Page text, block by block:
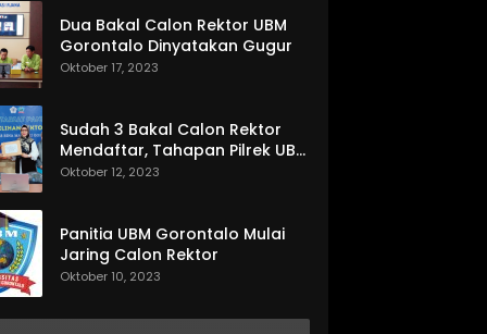
Dua Bakal Calon Rektor UBM
Gorontalo Dinyatakan Gugur
Oktober 17, 2023
Sudah 3 Bakal Calon Rektor
Mendaftar, Tahapan Pilrek UBM
Gorontalo Makin Seru
Oktober 12, 2023
Panitia UBM Gorontalo Mulai
Jaring Calon Rektor
Oktober 10, 2023